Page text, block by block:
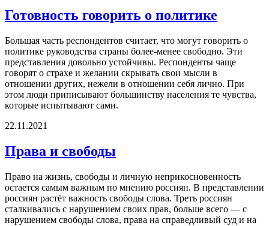
Готовность говорить о политике
Большая часть респондентов считает, что могут говорить о
политике руководства страны более-менее свободно. Эти
представления довольно устойчивы. Респонденты чаще
говорят о страхе и желании скрывать свои мысли в
отношении других, нежели в отношении себя лично. При
этом люди приписывают большинству населения те чувства,
которые испытывают сами.
22.11.2021
Права и свободы
Право на жизнь, свободы и личную неприкосновенность
остается самым важным по мнению россиян. В представлении
россиян растёт важность свободы слова. Треть россиян
сталкивались с нарушением своих прав, больше всего — с
нарушением свободы слова, права на справедливый суд и на